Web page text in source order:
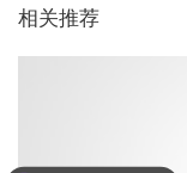
相关推荐